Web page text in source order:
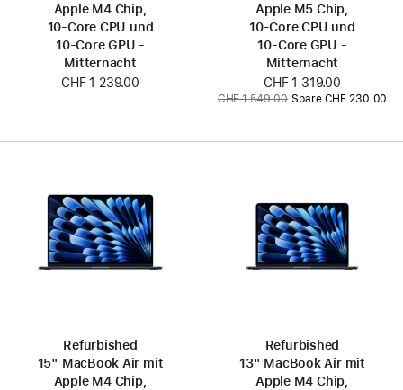
Apple M4 Chip,
10‑Core CPU und
10‑Core GPU -
Mitternacht
CHF 1 239.00
Apple M5 Chip,
10‑Core CPU und
10‑Core GPU -
Mitternacht
Jetzt
CHF 1 319.00
Vorher:
CHF 1 549.00 Spare CHF 230.00
Refurbished
15" MacBook Air mit
Apple M4 Chip,
Refurbished
13" MacBook Air mit
Apple M4 Chip,